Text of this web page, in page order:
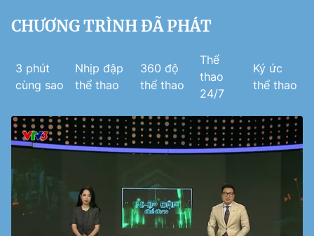
CHƯƠNG TRÌNH ĐÃ PHÁT
3 phút
cùng sao
Nhịp đập
thể thao
360 độ
thể thao
Thể
thao
24/7
Ký ức
thể thao